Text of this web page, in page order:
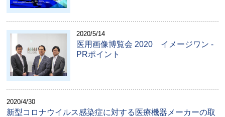
2020/5/14
医用画像博覧会 2020 イメージワン -
PRポイント
2020/4/30
新型コロナウイルス感染症に対する医療機器メーカーの取